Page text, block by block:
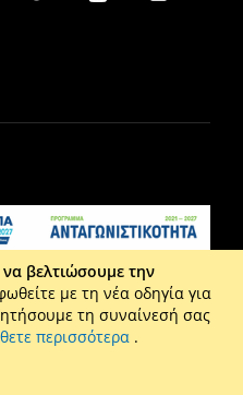
- Ε: eshop@maison.gr -
All rights reserved.
βελτιώσουμε την
με τη νέα οδηγία για
τη συναίνεσή σας
περισσότερα .